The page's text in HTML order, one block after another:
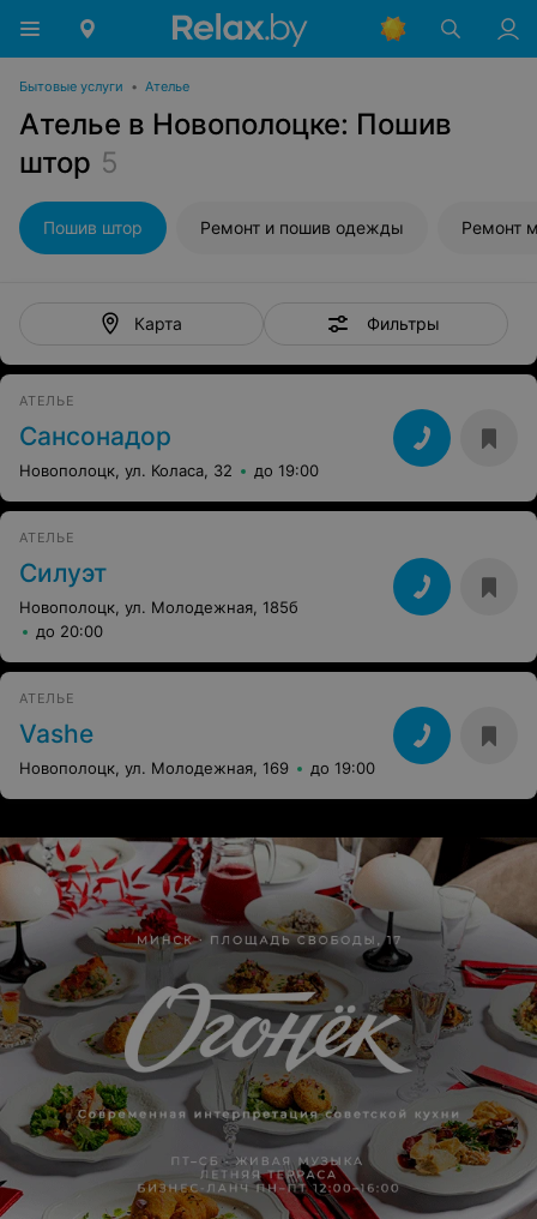
Бытовые услуги • Ателье
Ателье в Новополоцке: Пошив
штор 5
Пошив штор Ремонт и пошив одежды Ремонт
Карта Фильтры
АТЕЛЬЕ
Сансонадор
Новополоцк, ул. Коласа, 32 до 19:00
АТЕЛЬЕ
Силуэт
Новополоцк, ул. Молодежная, 185б
до 20:00
АТЕЛЬЕ
Vashe
Новополоцк, ул. Молодежная, 169 до 19:00